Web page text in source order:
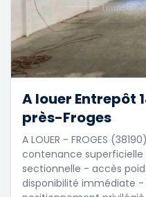
A louer Entrepôt
près-Froges
A LOUER - FROGES
contenance superficielle
sectionnelle - accès
disponibilité immédiate